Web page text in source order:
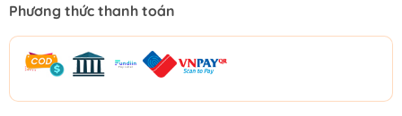
Phương thức thanh toán